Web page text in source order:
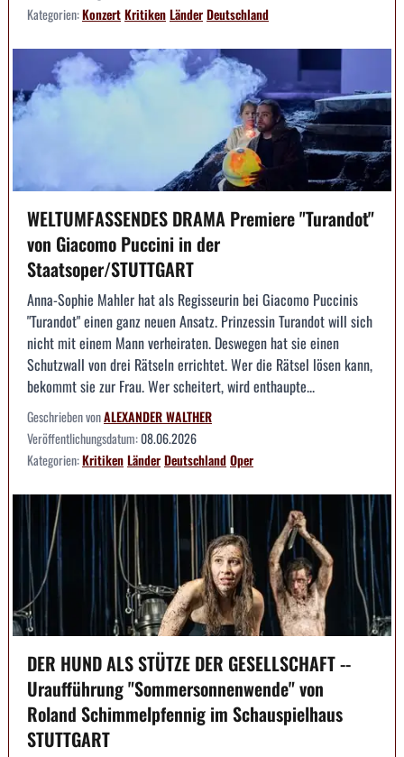
Kategorien:KonzertKritikenLänderDeutschland
WELTUMFASSENDES DRAMA Premiere "Turandot"
von Giacomo Puccini in der
Staatsoper/STUTTGART
Anna-Sophie Mahler hat als Regisseurin bei Giacomo Puccinis
"Turandot" einen ganz neuen Ansatz. Prinzessin Turandot will sich
nicht mit einem Mann verheiraten. Deswegen hat sie einen
Schutzwall von drei Rätseln errichtet. Wer die Rätsel lösen kann,
bekommt sie zur Frau. Wer scheitert, wird enthaupte...
Geschrieben vonALEXANDER WALTHER
Veröffentlichungsdatum:08.06.2026
Kategorien:KritikenLänderDeutschlandOper
DER HUND ALS STÜTZE DER GESELLSCHAFT --
Uraufführung "Sommersonnenwende" von
Roland Schimmelpfennig im Schauspielhaus
STUTTGART